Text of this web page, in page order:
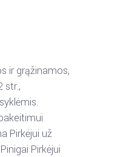
ir grąžinamos,
str.,
Pirkėjui už
Pinigai Pirkėjui